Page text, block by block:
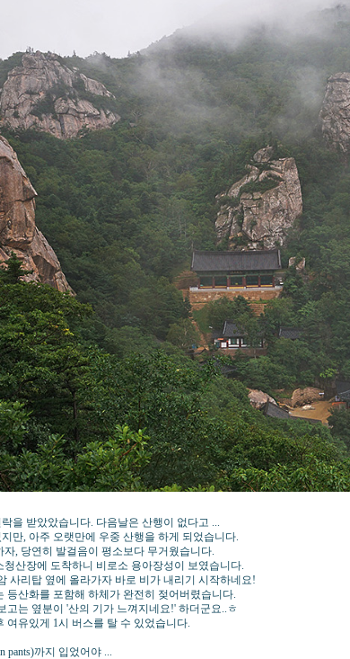
을 받았았습니다. 다음날은 산행이 없다고 ...
만, 아주 오랫만에 우중 산행을 하게 되었습니다.
, 당연히 발걸음이 평소보다 무거웠습니다.
산장에 도착하니 비로소 용아장성이 보였습니다.
사리탑 옆에 올라가자 바로 비가 내리기 시작하네요!
등산화를 포함해 하체가 완전히 젖어버렸습니다.
는 옆분이 '산의 기가 느껴지네요!' 하더군요..ㅎ
여유있게 1시 버스를 탈 수 있었습니다.
pants)까지 입었어야 ...